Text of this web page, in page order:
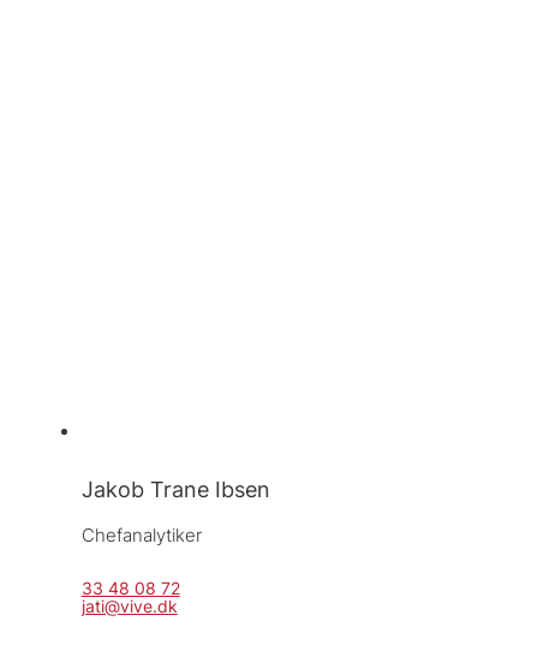
Jakob Trane Ibsen
Chefanalytiker
33 48 08 72
jati@vive.dk